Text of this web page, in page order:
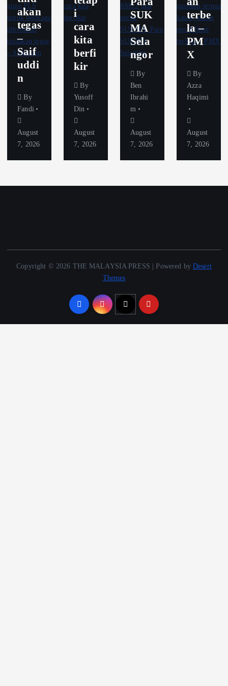
akan
tegas
–
Saif
uddi
n
By
Fandi
August
7, 2026
i
cara
kita
berfi
kir
By
Yusoff
Din
August
7, 2026
SUK
MA
Sela
ngor
By
Ben
Ibrahi
m
August
7, 2026
terbe
la –
PM
X
By
Azza
Haqimi
August
7, 2026
Copyright © 2026 THE MALAYSIA PRESS | Powered byDesert
Themes